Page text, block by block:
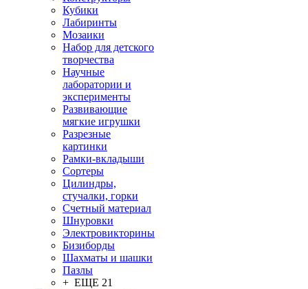
Кубики
Лабиринты
Мозаики
Набор для детского
творчества
Научные
лаборатории и
эксперименты
Развивающие
мягкие игрушки
Разрезные
картинки
Рамки-вкладыши
Сортеры
Цилиндры,
стучалки, горки
Счетный материал
Шнуровки
Электровикторины
Бизиборды
Шахматы и шашки
Пазлы
+ ЕЩЕ 21